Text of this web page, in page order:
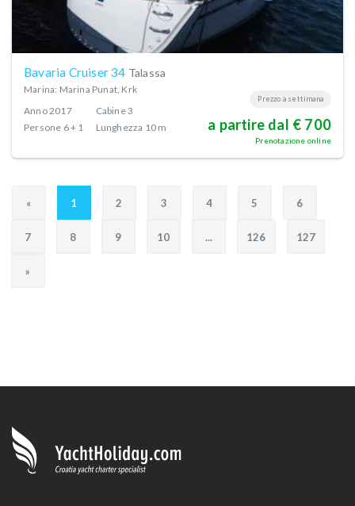
Bavaria Cruiser 34 Talassa
Marina: Marina Punat, Krk
Anno2017 Cabine3
Persone 6 + 1 Lunghezza 10 m
Prezzo a settimana
a partire dal € 700
Prenotazione online
« 1 2 3 4 5 6
7 8 9 10 ... 126 127
»